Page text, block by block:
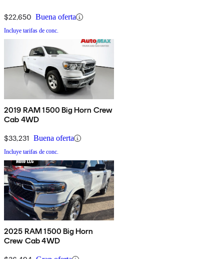
$22,650 Buena oferta
Incluye tarifas de conc.
2019 RAM 1500 Big Horn Crew
Cab 4WD
$33,231 Buena oferta
Incluye tarifas de conc.
2025 RAM 1500 Big Horn
Crew Cab 4WD